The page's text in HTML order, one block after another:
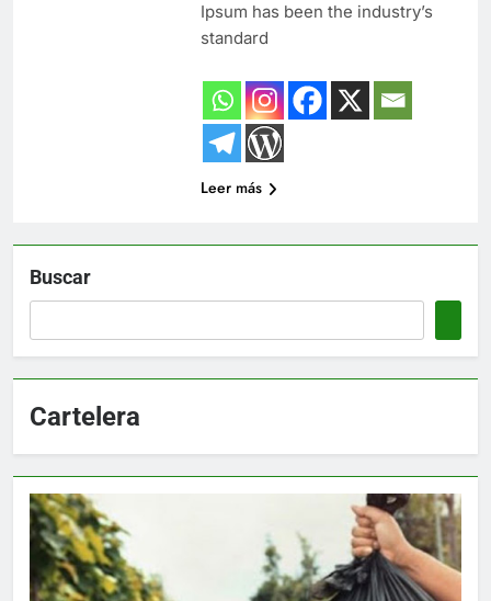
Ipsum has been the industry’s
standard
Leer más
Buscar
Cartelera